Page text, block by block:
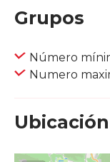
Grupos
Número
Numero
Ubicación